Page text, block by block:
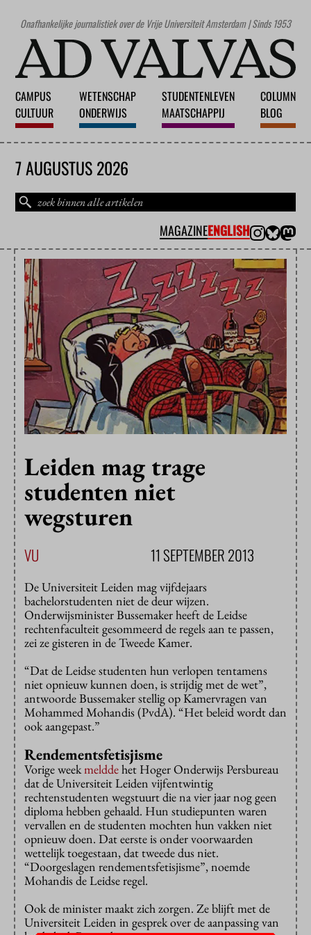
Onafhankelijke journalistiek over de Vrije Universiteit Amsterdam | Sinds 1953
CAMPUS
CULTUUR
WETENSCHAP
ONDERWIJS
STUDENTENLEVEN
MAATSCHAPPIJ
COLUMN
BLOG
7 AUGUSTUS 2026
MAGAZINEENGLISH
Leiden mag trage
studenten niet
wegsturen
VU 11 SEPTEMBER 2013
De Universiteit Leiden mag vijfdejaars
bachelorstudenten niet de deur wijzen.
Onderwijsminister Bussemaker heeft de Leidse
rechtenfaculteit gesommeerd de regels aan te passen,
zei ze gisteren in de Tweede Kamer.
“Dat de Leidse studenten hun verlopen tentamens
niet opnieuw kunnen doen, is strijdig met de wet”,
antwoorde Bussemaker stellig op Kamervragen van
Mohammed Mohandis (PvdA). “Het beleid wordt dan
ook aangepast.”
Rendementsfetisjisme
Vorige weekmelddehet Hoger Onderwijs Persbureau
dat de Universiteit Leiden vijfentwintig
rechtenstudenten wegstuurt die na vier jaar nog geen
diploma hebben gehaald. Hun studiepunten waren
vervallen en de studenten mochten hun vakken niet
opnieuw doen. Dat eerste is onder voorwaarden
wettelijk toegestaan, dat tweede dus niet.
“Doorgeslagen rendementsfetisjisme”, noemde
Mohandis de Leidse regel.
Ook de minister maakt zich zorgen. Ze blijft met de
Universiteit Leiden in gesprek over de aanpassing van